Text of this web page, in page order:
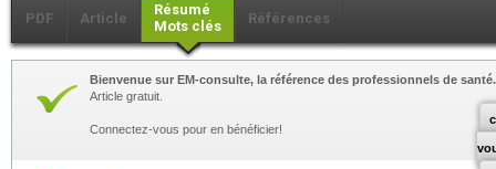
PDF Article
Résumé
Mots clés
Références
Bienvenue sur EM-consulte, la référence des professionnels de santé.
Article gratuit.
Connectez-vous pour en bénéficier!